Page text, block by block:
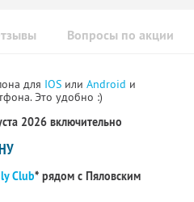
Вопросы по акции
для IOS или Android и
Это удобно :)
2026 включительно
Club* рядом с Пяловским